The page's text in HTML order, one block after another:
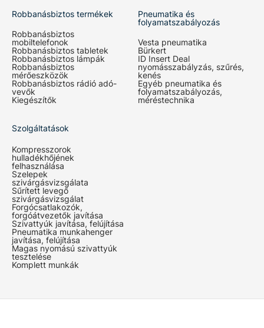
Robbanásbiztos termékek
Robbanásbiztos
mobiltelefonok
Robbanásbiztos tabletek
Robbanásbiztos lámpák
Robbanásbiztos
mérőeszközök
Robbanásbiztos rádió adó-
vevők
Kiegészítők
Pneumatika és
folyamatszabályozás
Vesta pneumatika
Bürkert
ID Insert Deal
nyomásszabályzás, szűrés,
kenés
Egyéb pneumatika és
folyamatszabályozás,
méréstechnika
Szolgáltatások
Kompresszorok
hulladékhőjének
felhasználása
Szelepek
szivárgásvizsgálata
Sűrített levegő
szivárgásvizsgálat
Forgócsatlakozók,
forgóátvezetők javítása
Szivattyúk javítása, felújítása
Pneumatika munkahenger
javítása, felújítása
Magas nyomású szivattyúk
tesztelése
Komplett munkák